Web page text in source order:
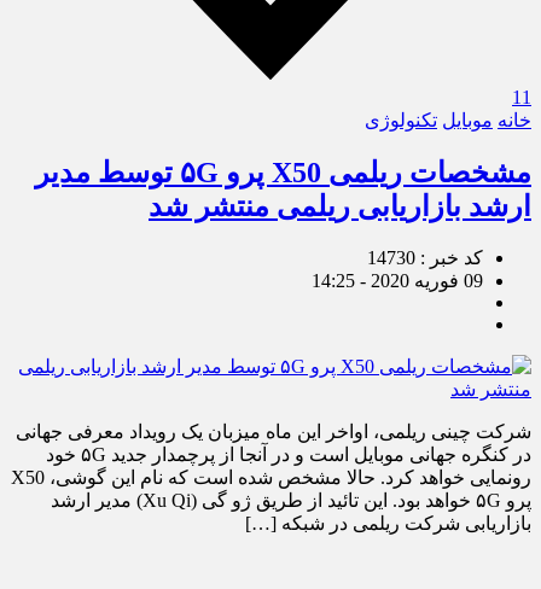
11
خانه موبایل تکنولوژی
مشخصات ریلمی X50 پرو ۵G توسط مدیر
ارشد بازاریابی ریلمی منتشر شد
کد خبر : 14730
09 فوریه 2020 - 14:25
شرکت چینی ریلمی، اواخر این ماه میزبان یک رویداد معرفی جهانی
در کنگره جهانی موبایل است و در آنجا از پرچمدار جدید ۵G خود
رونمایی خواهد کرد. حالا مشخص شده است که نام این گوشی، X50
پرو ۵G خواهد بود. این تائید از طریق ژو گی (Xu Qi) مدیر ارشد
بازاریابی شرکت ریلمی در شبکه […]